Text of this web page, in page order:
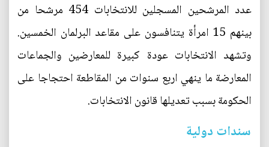
عدد المرشحين المسجلين للانتخابات 454 مرشحا من
بينهم 15 امرأة يتنافسون على مقاعد البرلمان الخمسين.
وتشهد الانتخابات عودة كبيرة للمعارضين والجماعات
المعارضة ما ينهي اربع سنوات من المقاطعة احتجاجا على
الحكومة بسبب تعديلها قانون الانتخابات.
سندات دولية